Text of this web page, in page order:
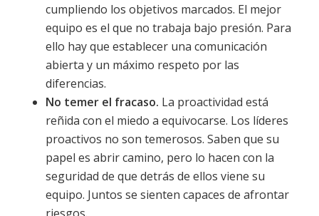
cumpliendo los objetivos marcados. El mejor
equipo es el que no trabaja bajo presión. Para
ello hay que establecer una comunicación
abierta y un máximo respeto por las
diferencias.
No temer el fracaso. La proactividad está
reñida con el miedo a equivocarse. Los líderes
proactivos no son temerosos. Saben que su
papel es abrir camino, pero lo hacen con la
seguridad de que detrás de ellos viene su
equipo. Juntos se sienten capaces de afrontar